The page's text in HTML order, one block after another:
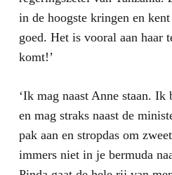
in de hoogste kringen en
goed. Het is vooral aan haar
komt!’
‘Ik mag naast Anne staan. Ik
en mag straks naast de
pak aan en stropdas om
immers niet in je bermuda